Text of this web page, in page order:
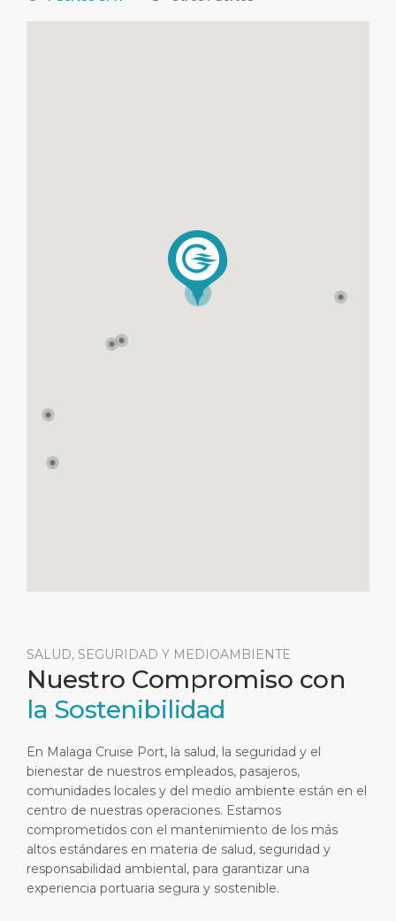
SALUD, SEGURIDAD Y MEDIOAMBIENTE
Nuestro Compromiso con
la Sostenibilidad
En Malaga Cruise Port, la salud, la seguridad y el
bienestar de nuestros empleados, pasajeros,
comunidades locales y del medio ambiente están en el
centro de nuestras operaciones. Estamos
comprometidos con el mantenimiento de los más
altos estándares en materia de salud, seguridad y
responsabilidad ambiental, para garantizar una
experiencia portuaria segura y sostenible.